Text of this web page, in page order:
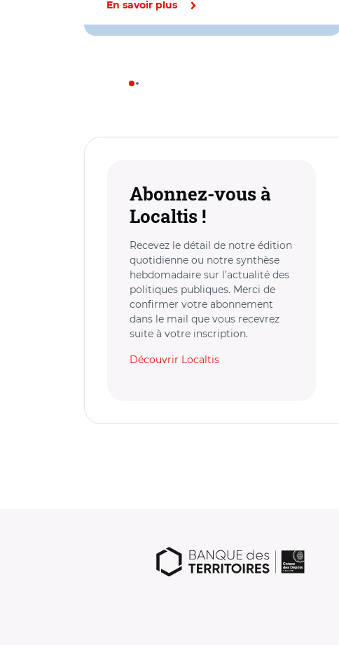
En savoir plus
Abonnez-vous à
Localtis !
Recevez le détail de notre édition
quotidienne ou notre synthèse
hebdomadaire sur l’actualité des
politiques publiques. Merci de
confirmer votre abonnement
dans le mail que vous recevrez
suite à votre inscription.
Découvrir Localtis